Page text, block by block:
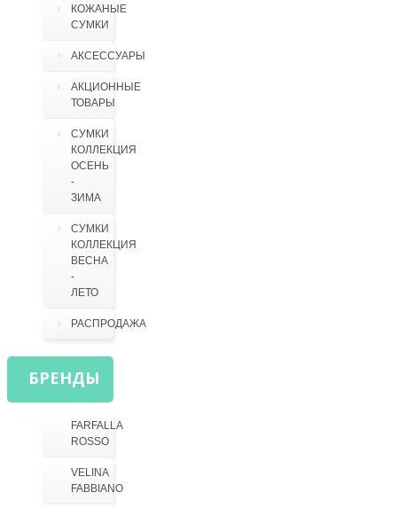
КОЖАНЫЕ
СУМКИ
АКСЕССУАРЫ
АКЦИОННЫЕ
ТОВАРЫ
СУМКИ
КОЛЛЕКЦИЯ
ОСЕНЬ
-
ЗИМА
СУМКИ
КОЛЛЕКЦИЯ
ВЕСНА
-
ЛЕТО
РАСПРОДАЖА
БРЕНДЫ
FARFALLA
ROSSO
VELINA
FABBIANO